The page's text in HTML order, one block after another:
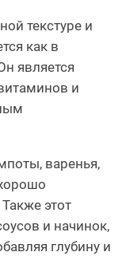
текстуре и
как в
является
и
варенья,
этот
и начинок,
глубину и